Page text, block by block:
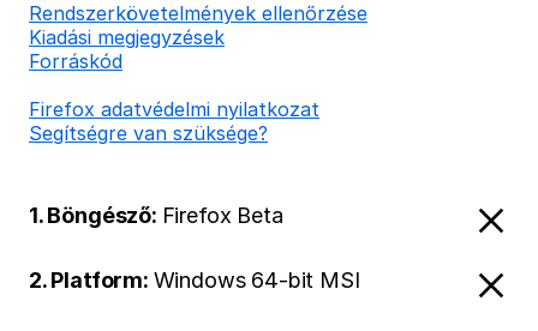
Rendszerkövetelmények ellenőrzése
Kiadási megjegyzések
Forráskód
Firefox adatvédelmi nyilatkozat
Segítségre van szüksége?
1. Böngésző: Firefox Beta
2. Platform: Windows 64-bit MSI